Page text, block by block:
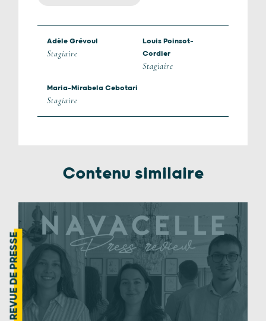
Adèle Grévoul
Stagiaire
Louis Poinsot-
Cordier
Stagiaire
Maria-Mirabela Cebotari
Stagiaire
Contenu similaire
REVUE DE PRESSE